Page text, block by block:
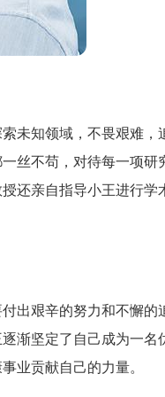
未知领域，不畏艰难，
丝不苟，对待每一项研
还亲自指导小王进行学
出艰辛的努力和不懈的
渐坚定了自己成为一名
业贡献自己的力量。